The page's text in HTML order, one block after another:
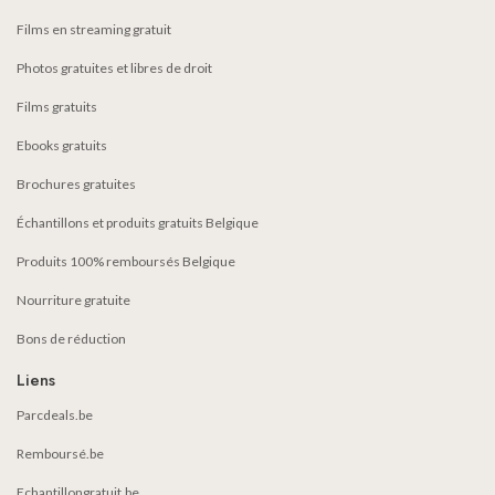
Films en streaming gratuit
Photos gratuites et libres de droit
Films gratuits
Ebooks gratuits
Brochures gratuites
Échantillons et produits gratuits Belgique
Produits 100% remboursés Belgique
Nourriture gratuite
Bons de réduction
Liens
Parcdeals.be
Remboursé.be